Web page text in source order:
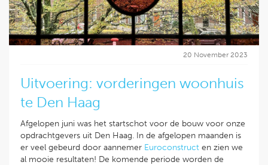
meer weten over dit project? Bekijk dan snel onze
projectpagina.
Lees verder
Lees verder
20 November 2023
Uitvoering: vorderingen woonhuis
te Den Haag
Afgelopen juni was het startschot voor de bouw voor onze
opdrachtgevers uit Den Haag. In de afgelopen maanden is
er veel gebeurd door aannemer Euroconstruct en zien we
al mooie resultaten! De komende periode worden de
Laatste artikel bereikt